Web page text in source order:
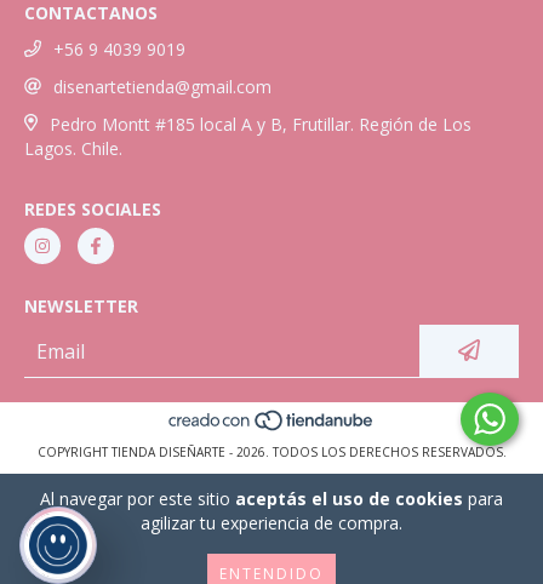
Al navegar por este sitio aceptás el uso de cookies para
agilizar tu experiencia de compra.
ENTENDIDO
CONTACTANOS
+56 9 4039 9019
disenartetienda@gmail.com
Pedro Montt #185 local A y B, Frutillar. Región de Los
Lagos. Chile.
REDES SOCIALES
NEWSLETTER
COPYRIGHT TIENDA DISEÑARTE - 2026. TODOS LOS DERECHOS RESERVADOS.